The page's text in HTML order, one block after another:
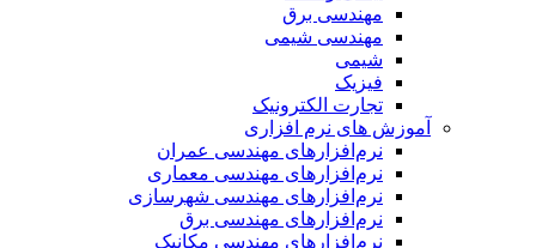
مهندسی برق
مهندسی شیمی
شیمی
فیزیک
تجارت الکترونیک
آموزش های نرم افزاری
نرم‌افزارهای مهندسی عمران
نرم‌افزارهای مهندسی معماری
نرم‌افزارهای مهندسی شهرسازی
نرم‌افزارهای مهندسی برق
نرم‌افزارهای مهندسی مکانیک